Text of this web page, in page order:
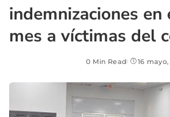
indemnizaciones
mes a víctimas del
0 Min Read 16 mayo,